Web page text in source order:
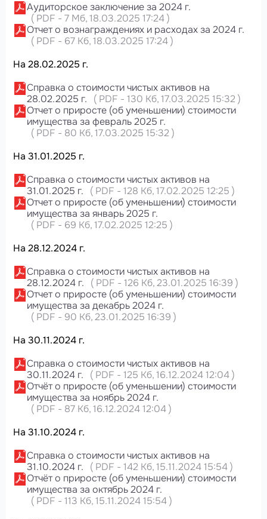
Аудиторское заключение за 2024 г.
( PDF - 7 Мб, 18.03.2025 17:24)
Отчет о вознаграждениях и расходах за 2024 г.
( PDF - 67 Кб, 18.03.2025 17:24)
На 28.02.2025 г.
Справка о стоимости чистых активов на
28.02.2025 г.
( PDF - 130 Кб, 17.03.2025 15:32 )
Отчет о приросте (об уменьшении) стоимости
имущества за февраль 2025 г.
( PDF - 80 Кб, 17.03.2025 15:32 )
На 31.01.2025 г.
Справка о стоимости чистых активов на
31.01.2025 г.
( PDF - 128 Кб, 17.02.2025 12:25 )
Отчет о приросте (об уменьшении) стоимости
имущества за январь 2025 г.
( PDF - 69 Кб, 17.02.2025 12:25 )
На 28.12.2024 г.
Справка о стоимости чистых активов на
28.12.2024 г.
( PDF - 126 Кб, 23.01.2025 16:39 )
Отчет о приросте (об уменьшении) стоимости
имущества за декабрь 2024 г.
( PDF - 90 Кб, 23.01.2025 16:39 )
На 30.11.2024 г.
Справка о стоимости чистых активов на
30.11.2024 г.
( PDF - 125 Кб, 16.12.2024 12:04)
Отчёт о приросте (об уменьшении) стоимости
имущества за ноябрь 2024 г.
( PDF - 87 Кб, 16.12.2024 12:04)
На 31.10.2024 г.
Справка о стоимости чистых активов на
31.10.2024 г.
( PDF - 142 Кб, 15.11.2024 15:54)
Отчёт о приросте (об уменьшении) стоимости
имущества за октябрь 2024 г.
( PDF - 113 Кб, 15.11.2024 15:54)